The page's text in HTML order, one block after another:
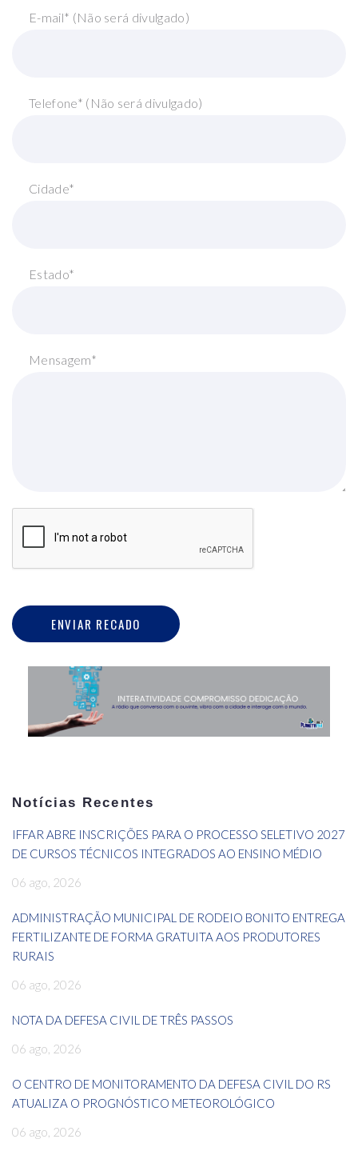
E-mail* (Não será divulgado)
Telefone* (Não será divulgado)
Cidade*
Estado*
Mensagem*
ENVIAR RECADO
Notícias Recentes
IFFAR ABRE INSCRIÇÕES PARA O PROCESSO SELETIVO 2027
DE CURSOS TÉCNICOS INTEGRADOS AO ENSINO MÉDIO
06 ago, 2026
ADMINISTRAÇÃO MUNICIPAL DE RODEIO BONITO ENTREGA
FERTILIZANTE DE FORMA GRATUITA AOS PRODUTORES
RURAIS
06 ago, 2026
NOTA DA DEFESA CIVIL DE TRÊS PASSOS
06 ago, 2026
O CENTRO DE MONITORAMENTO DA DEFESA CIVIL DO RS
ATUALIZA O PROGNÓSTICO METEOROLÓGICO
06 ago, 2026